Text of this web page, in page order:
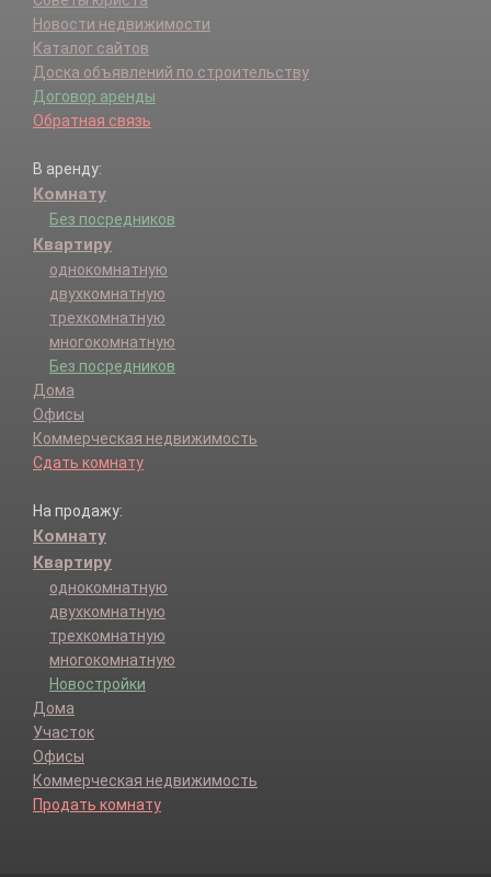
Новости недвижимости
Каталог сайтов
Доска объявлений по строительству
Договор аренды
Обратная связь
В аренду:
Комнату
Без посредников
Квартиру
однокомнатную
двухкомнатную
трехкомнатную
многокомнатную
Без посредников
Дома
Офисы
Коммерческая недвижимость
Сдать комнату
На продажу:
Комнату
Квартиру
однокомнатную
двухкомнатную
трехкомнатную
многокомнатную
Новостройки
Дома
Участок
Офисы
Коммерческая недвижимость
Продать комнату